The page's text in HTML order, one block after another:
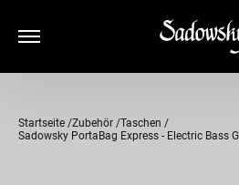
Startseite Zubehör Taschen
Sadowsky PortaBag Express - Electric Bass